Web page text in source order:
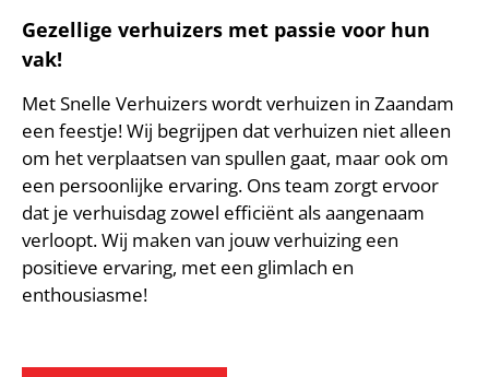
Gezellige verhuizers met passie voor hun
vak!
Met Snelle Verhuizers wordt verhuizen in Zaandam
een feestje! Wij begrijpen dat verhuizen niet alleen
om het verplaatsen van spullen gaat, maar ook om
een persoonlijke ervaring. Ons team zorgt ervoor
dat je verhuisdag zowel efficiënt als aangenaam
verloopt. Wij maken van jouw verhuizing een
positieve ervaring, met een glimlach en
enthousiasme!